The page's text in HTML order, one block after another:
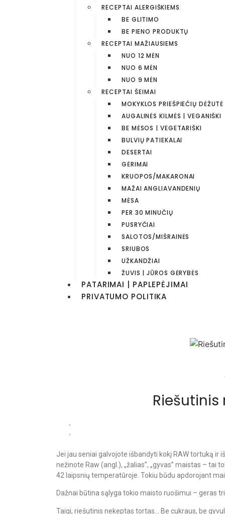
RECEPTAI ALERGIŠKIEMS
BE GLITIMO
BE PIENO PRODUKTŲ
RECEPTAI MAŽIAUSIEMS
NUO 12 MĖN
NUO 6 MĖN
NUO 9 MĖN
RECEPTAI ŠEIMAI
MOKYKLOS PRIEŠPIEČIŲ DĖŽUTĖ
AUGALINĖS KILMĖS | VEGANIŠKI
BE MĖSOS | VEGETARIŠKI
BULVIŲ PATIEKALAI
DESERTAI
GĖRIMAI
KRUOPOS/MAKARONAI
MAŽAI ANGLIAVANDENIŲ
MĖSA
PER 30 MINUČIŲ
PUSRYČIAI
SALOTOS/MIŠRAINĖS
SRIUBOS
UŽKANDŽIAI
ŽUVIS | JŪROS GĖRYBĖS
PATARIMAI | PAPLEPĖJIMAI
PRIVATUMO POLITIKA
Jei jau seniai galvojote išbandyti kokį RAW tortuką
nežinote Raw (angl.), „žalias”, „gyvas” maistas –
42 laipsnių temperatūroje. Tokiu būdu apdorojant
Dažnai būtina sąlyga tokio maisto ruošimui – geras
Taigi, riešutinis nekeptas tortas… Be cukraus, be